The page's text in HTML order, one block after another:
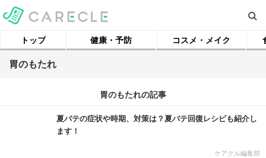
トップ 健康・予防 コスメ・メイク
胃のもたれ
胃のもたれの記事
夏バテの症状や時期、対策は？夏バテ回復レシピも紹介し
ます！
ケアクル編集部